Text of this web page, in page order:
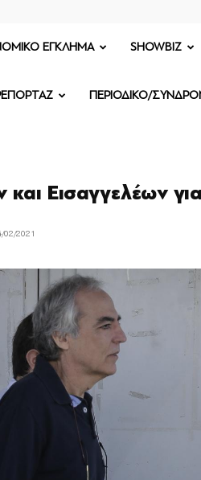
ΕΓΚΛΗΜΑ SHOWBIZ
ΠΕΡΙΟΔΙΚΟ/
Εισαγγελέων
02/2021